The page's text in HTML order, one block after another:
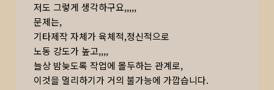
저도 그렇게 생각하구요,,,,,
문제는,
기타제작 자체가 육체적,정신적으로
노동 강도가 높고,,,,
늘상 밤늦도록 작업에 몰두하는 관계로,
이것을 멀리하기가 거의 불가능에 가깝습니다.